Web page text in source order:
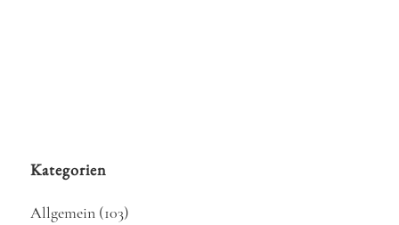
Kategorien
Allgemein (103)